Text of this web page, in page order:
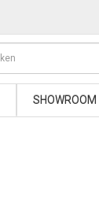
SHOWROOM